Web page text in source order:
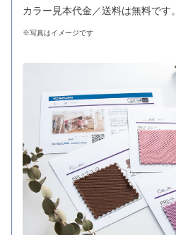
カラー見本代金／送料は無料です。
※写真はイメージです